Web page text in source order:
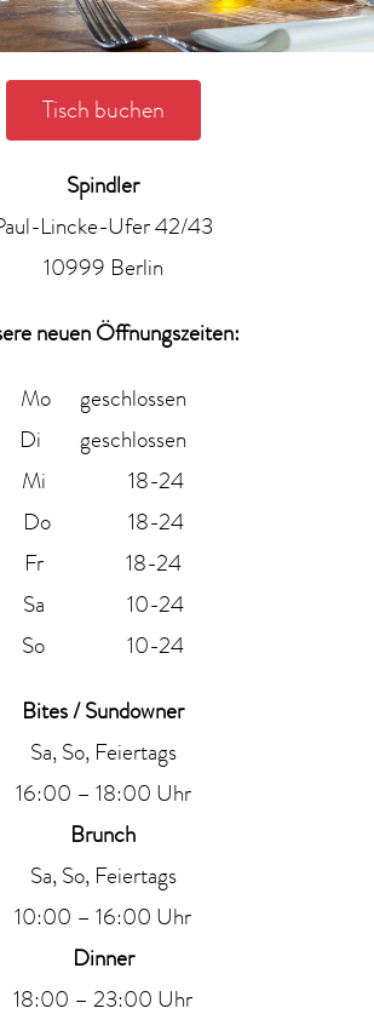
Tisch buchen
Spindler
Lincke-Ufer 42/43
10999 Berlin
neuen Öffnungszeiten:
Mo geschlossen
Di geschlossen
Mi 18-24
Do 18-24
Fr 18-24
Sa 10-24
So 10-24
Bites / Sundowner
Sa, So, Feiertags
16:00 – 18:00 Uhr
Brunch
Sa, So, Feiertags
10:00 – 16:00 Uhr
Dinner
18:00 – 23:00 Uhr